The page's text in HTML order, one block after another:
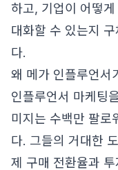
하고, 기업이 어떻
대화할 수 있는지
다.
왜 메가 인플루언서
인플루언서 마케팅
미지는 수백만 팔로
다. 그들의 거대한
제 구매 전환율과